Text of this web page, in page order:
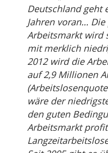
Deutschland geht
Jahren voran…
Arbeitsmarkt wird
mit merklich
2012 wird die
auf 2,9 Millionen
wäre der
den guten
Arbeitsmarkt